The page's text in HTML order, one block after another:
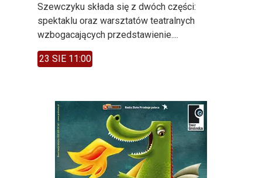
Szewczyku składa się z dwóch części:
spektaklu oraz warsztatów teatralnych
wzbogacających przedstawienie....
23 SIE 11:00